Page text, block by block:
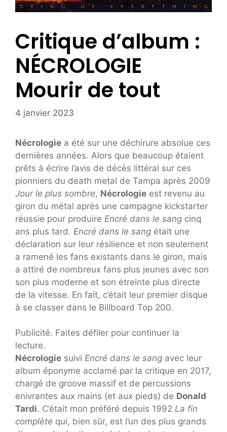
Critique d’album :
NÉCROLOGIE
Mourir de tout
4 janvier 2023
Nécrologie a été sur une déchirure absolue ces
dernières années. Alors que beaucoup étaient
prêts à écrire l’avis de décès littéral sur ces
pionniers du death metal de Tampa après 2009
Jour le plus sombre, Nécrologie est revenu au
giron du métal après une campagne kickstarter
réussie pour produire Encré dans le sang cinq
ans plus tard. Encré dans le sang était une
déclaration sur leur résilience et non seulement
a ramené les fans existants dans le giron, mais
a attiré de nombreux fans plus jeunes avec son
son plus moderne et son étreinte plus directe
de la vitesse. En fait, c’était leur premier disque
à se classer dans le Billboard Top 200.
Publicité. Faites défiler pour continuer la
lecture.
Nécrologie suivi Encré dans le sang avec leur
album éponyme acclamé par la critique en 2017,
chargé de groove massif et de percussions
enivrantes aux mains (et aux pieds) de Donald
Tardi. C’était mon préféré depuis 1992 La fin
complète qui, bien sûr, est l’un des plus grands